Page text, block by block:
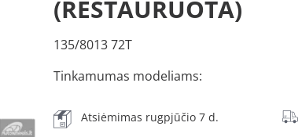
(RESTAURUOTA)
135/8013 72T
Tinkamumas modeliams:
Atsiėmimas rugpjūčio 7 d.